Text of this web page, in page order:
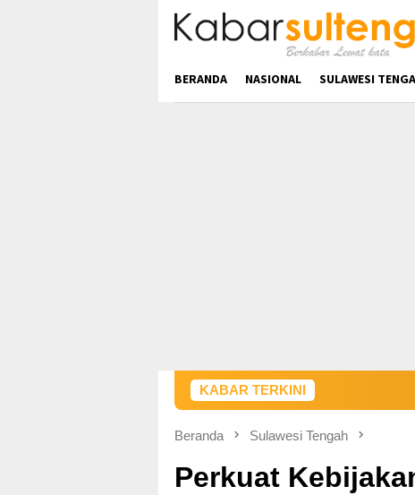
BERANDA NASIONAL SULAWESI
KABAR TERKINI
Beranda Sulawesi Tengah
Perkuat